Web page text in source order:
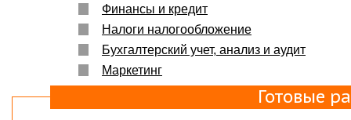
Финансы и кредит
Налоги налогообложение
Бухгалтерский учет, анализ и аудит
Маркетинг
Готовые